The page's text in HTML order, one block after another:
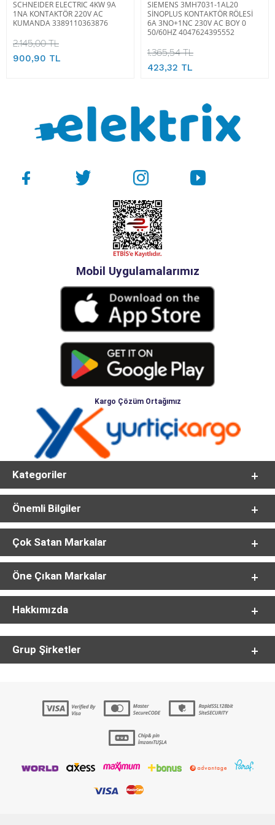
SCHNEIDER ELECTRIC 4KW 9A
1NA KONTAKTÖR 220V AC
KUMANDA 3389110363876
2.145,00 TL
900,90 TL
SIEMENS 3MH7031-1AL20
SİNOPLUS KONTAKTÖR RÖLESİ
6A 3NO+1NC 230V AC BOY 0
50/60HZ 4047624395552
1.365,54 TL
423,32 TL
Mobil Uygulamalarımız
Kargo Çözüm Ortağımız
Kategoriler
Önemli Bilgiler
Çok Satan Markalar
Öne Çıkan Markalar
Hakkımızda
Grup Şirketler